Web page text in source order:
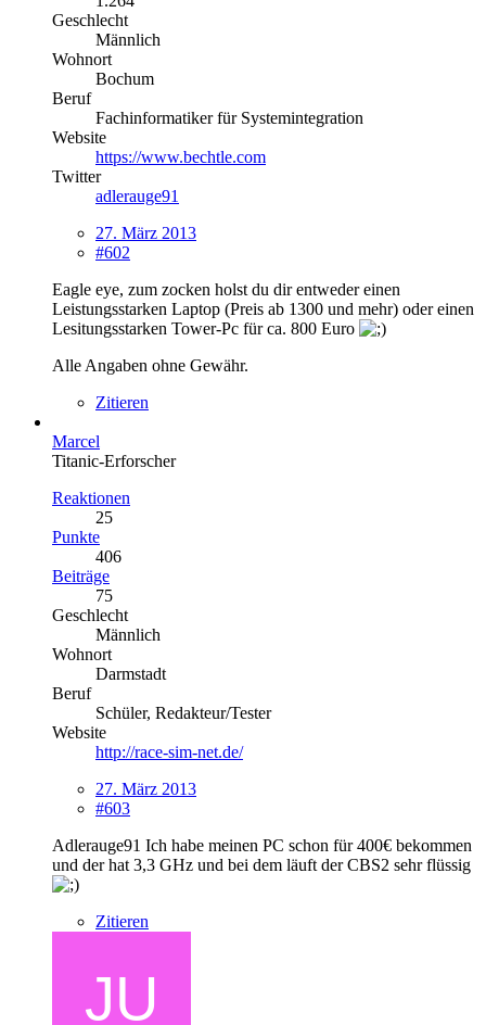
Geschlecht
Männlich
Wohnort
Bochum
Beruf
Fachinformatiker für Systemintegration
Website
https://www.bechtle.com
Twitter
adlerauge91
27. März 2013
#602
Eagle eye, zum zocken holst du dir entweder einen
Leistungsstarken Laptop (Preis ab 1300 und mehr) oder einen
Lesitungsstarken Tower-Pc für ca. 800 Euro
Alle Angaben ohne Gewähr.
Zitieren
Marcel
Titanic-Erforscher
Reaktionen
25
Punkte
406
Beiträge
75
Geschlecht
Männlich
Wohnort
Darmstadt
Beruf
Schüler, Redakteur/Tester
Website
http://race-sim-net.de/
27. März 2013
#603
Adlerauge91 Ich habe meinen PC schon für 400€ bekommen
und der hat 3,3 GHz und bei dem läuft der CBS2 sehr flüssig
Zitieren